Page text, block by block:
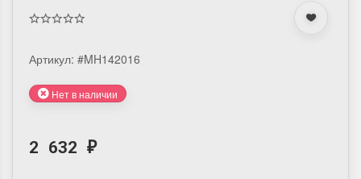
Артикул: #MH142016
Нет в наличии
2 632 ₽